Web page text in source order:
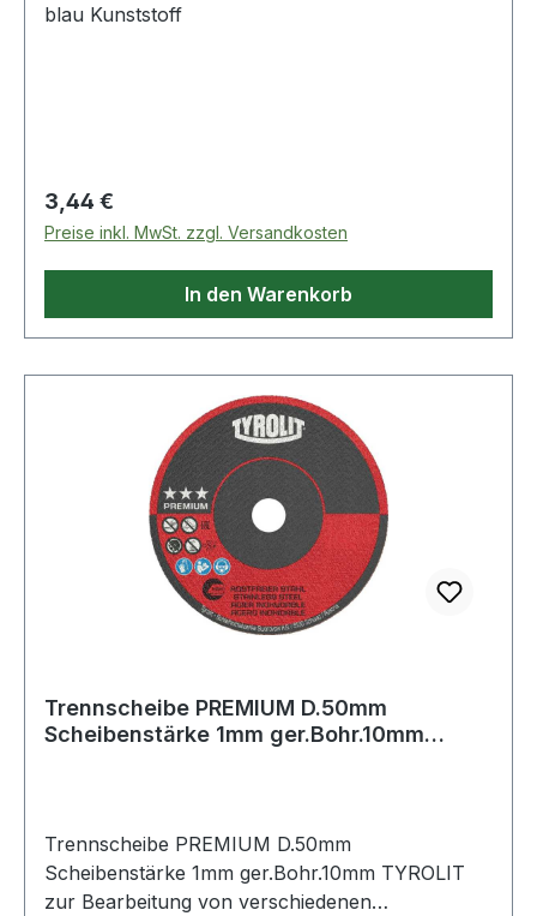
blau Kunststoff
Regulärer Preis:
3,44 €
Preise inkl. MwSt. zzgl. Versandkosten
In den Warenkorb
Trennscheibe PREMIUM D.50mm
Scheibenstärke 1mm ger.Bohr.10mm
Trennscheibe PREMIUM D.50mm
Scheibenstärke 1mm ger.Bohr.10mm TYROLIT
zur Bearbeitung von verschiedenen